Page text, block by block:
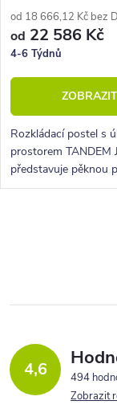
od 18 666,12 Kč bez
od 22 586 Kč
4-6 Týdnů
ZOBRAZIT
Rozkládací postel s
prostorem TANDEM
představuje pěknou
která je ideální do
á
a
c 4,6
494
Zobrazit